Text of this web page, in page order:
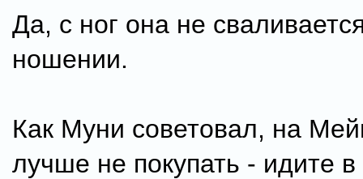
Да, с ног она не
ношении.
Как Муни советовал, на
лучше не покупать - идите в